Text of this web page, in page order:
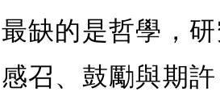
最缺的是哲學，
感召、鼓勵與期